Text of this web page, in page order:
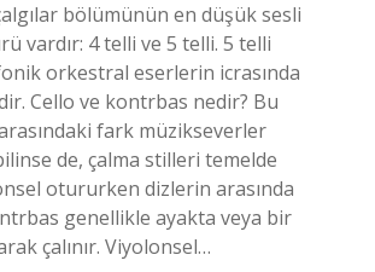
bölümünün en düşük sesli
vardır: 4 telli ve 5 telli. 5 telli
orkestral eserlerin icrasında
Cello ve kontrbas nedir? Bu
fark müzikseverler
de, çalma stilleri temelde
otururken dizlerin arasında
genellikle ayakta veya bir
çalınır. Viyolonsel…